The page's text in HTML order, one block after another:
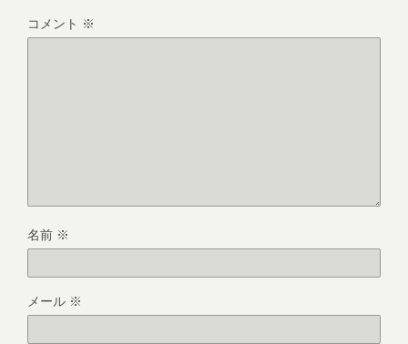
コメント ※
名前 ※
メール ※